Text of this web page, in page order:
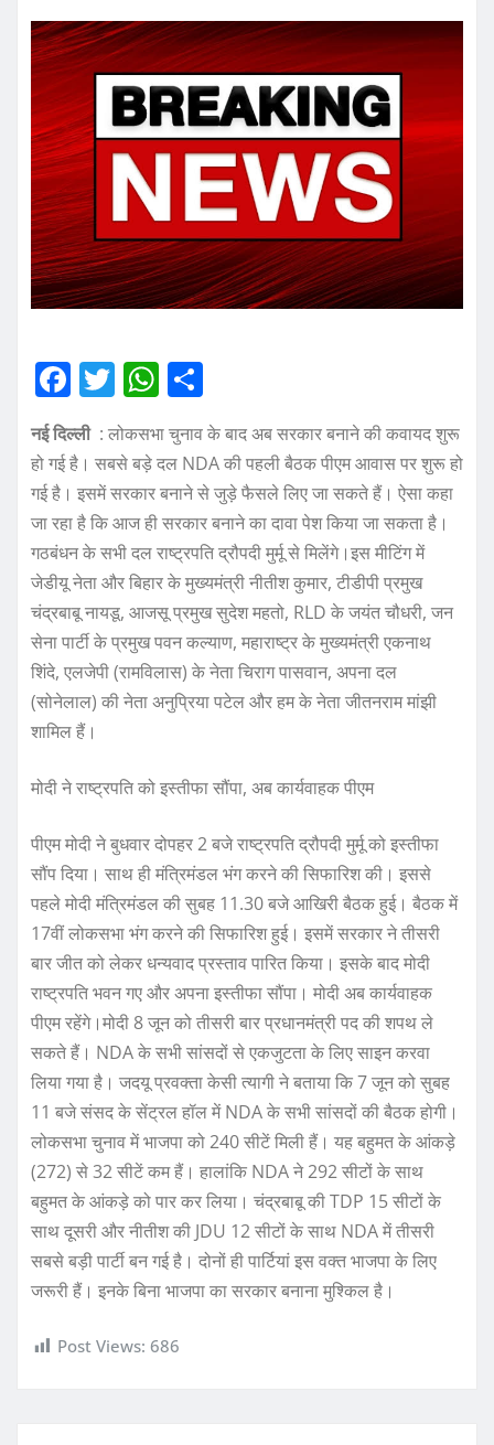
F
a
c
e
b
o
o
k
T
w
it
te
r
W
at
s
A
p
p
h
a
re
नई दिल्ली: लोकसभा चुनाव के बाद अब सरकार बनाने की कवायद शुरू
हो गई है। सबसे बड़े दल NDA की पहली बैठक पीएम आवास पर शुरू हो
गई है। इसमें सरकार बनाने से जुड़े फैसले लिए जा सकते हैं। ऐसा कहा
जा रहा है कि आज ही सरकार बनाने का दावा पेश किया जा सकता है।
गठबंधन के सभी दल राष्ट्रपति द्रौपदी मुर्मू से मिलेंगे।इस मीटिंग में
जेडीयू नेता और बिहार के मुख्यमंत्री नीतीश कुमार, टीडीपी प्रमुख
चंद्रबाबू नायडू, आजसू प्रमुख सुदेश महतो, RLD के जयंत चौधरी, जन
सेना पार्टी के प्रमुख पवन कल्याण, महाराष्ट्र के मुख्यमंत्री एकनाथ
शिंदे, एलजेपी (रामविलास) के नेता चिराग पासवान, अपना दल
(सोनेलाल) की नेता अनुप्रिया पटेल और हम के नेता जीतनराम मांझी
शामिल हैं।
मोदी ने राष्ट्रपति को इस्तीफा सौंपा, अब कार्यवाहक पीएम
पीएम मोदी ने बुधवार दोपहर 2 बजे राष्ट्रपति द्रौपदी मुर्मू को इस्तीफा
सौंप दिया। साथ ही मंत्रिमंडल भंग करने की सिफारिश की। इससे
पहले मोदी मंत्रिमंडल की सुबह 11.30 बजे आखिरी बैठक हुई। बैठक में
17वीं लोकसभा भंग करने की सिफारिश हुई। इसमें सरकार ने तीसरी
बार जीत को लेकर धन्यवाद प्रस्ताव पारित किया। इसके बाद मोदी
राष्ट्रपति भवन गए और अपना इस्तीफा सौंपा। मोदी अब कार्यवाहक
पीएम रहेंगे।मोदी 8 जून को तीसरी बार प्रधानमंत्री पद की शपथ ले
सकते हैं। NDA के सभी सांसदों से एकजुटता के लिए साइन करवा
लिया गया है। जदयू प्रवक्ता केसी त्यागी ने बताया कि 7 जून को सुबह
11 बजे संसद के सेंट्रल हॉल में NDA के सभी सांसदों की बैठक होगी।
लोकसभा चुनाव में भाजपा को 240 सीटें मिली हैं। यह बहुमत के आंकड़े
(272) से 32 सीटें कम हैं। हालांकि NDA ने 292 सीटों के साथ
बहुमत के आंकड़े को पार कर लिया। चंद्रबाबू की TDP 15 सीटों के
साथ दूसरी और नीतीश की JDU 12 सीटों के साथ NDA में तीसरी
सबसे बड़ी पार्टी बन गई है। दोनों ही पार्टियां इस वक्त भाजपा के लिए
जरूरी हैं। इनके बिना भाजपा का सरकार बनाना मुश्किल है।
Post Views: 686